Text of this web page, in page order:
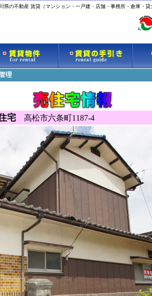
県の不動産 賃貸（マンション・一戸建・店舗・事務所・倉庫・
理
宅高松市六条町1187-4